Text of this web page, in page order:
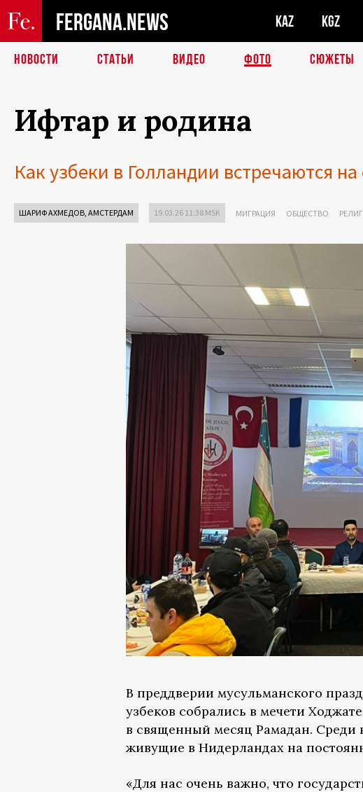
FERGANA.NEWS KAZ KGZ
НОВОСТИ СТАТЬИ ВИДЕО ФОТО СЮЖЕТЫ
Ифтар и родина
Как узбеки в Голландии встречаются
ШАРИФ АХМЕДОВ, АМСТЕРДАМ 19.03.26 11:38 MSK МИГРАЦИЯ ОБЩЕСТВО
В преддверии мусульманского
узбеков собрались в мечети
в священный месяц Рамадан. Среди
живущие в Нидерландах на
«Для нас очень важно, что